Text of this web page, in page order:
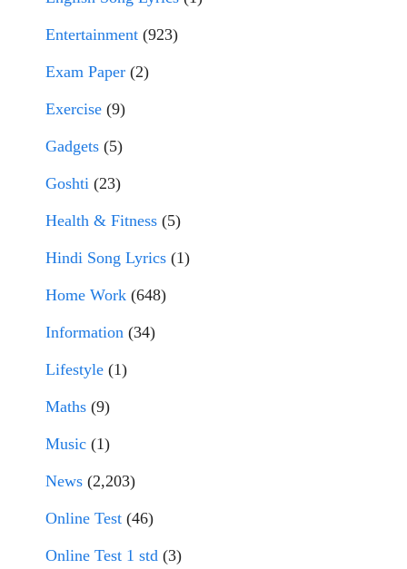
Entertainment (923)
Exam Paper (2)
Exercise (9)
Gadgets (5)
Goshti (23)
Health & Fitness (5)
Hindi Song Lyrics (1)
Home Work (648)
Information (34)
Lifestyle (1)
Maths (9)
Music (1)
News (2,203)
Online Test (46)
Online Test 1 std (3)